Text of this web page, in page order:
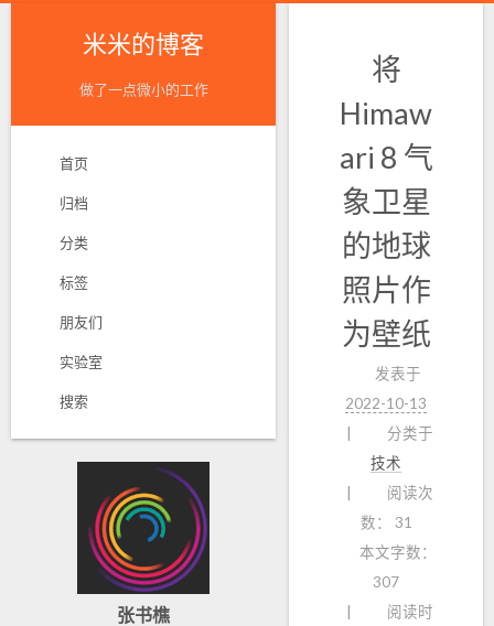
米米的博客
做了一点微小的工作
首页
归档
分类
标签
朋友们
实验室
搜索
张书樵
将
Himaw
ari 8 气
象卫星
的地球
照片作
为壁纸
发表于
2022-10-13
分类于
技术
阅读次
数：
31
本文字数：
307
阅读时